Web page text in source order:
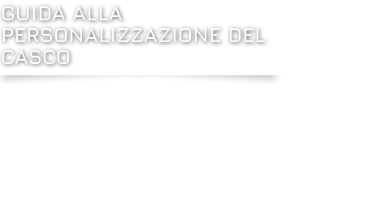
GUIDA ALLA
PERSONALIZZAZIONE DEL
CASCO